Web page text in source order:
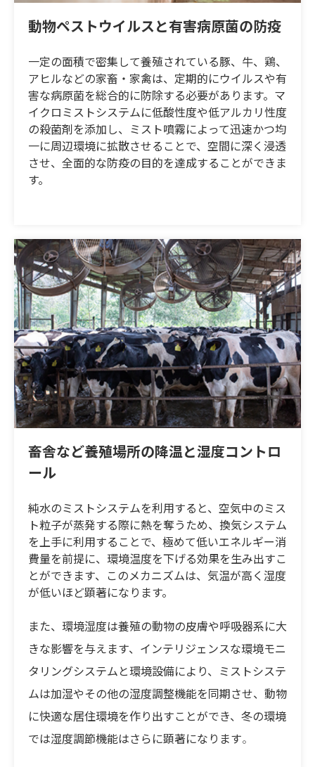
動物ペストウイルスと有害病原菌の防疫
一定の面積で密集して養殖されている豚、牛、鶏、
アヒルなどの家畜・家禽は、定期的にウイルスや有
害な病原菌を総合的に防除する必要があります。マ
イクロミストシステムに低酸性度や低アルカリ性度
の殺菌剤を添加し、ミスト噴霧によって迅速かつ均
一に周辺環境に拡散させることで、空間に深く浸透
させ、全面的な防疫の目的を達成することができま
す。
畜舎など養殖場所の降温と湿度コントロ
ール
純水のミストシステムを利用すると、空気中のミス
ト粒子が蒸発する際に熱を奪うため、換気システム
を上手に利用することで、極めて低いエネルギー消
費量を前提に、環境温度を下げる効果を生み出すこ
とができます、このメカニズムは、気温が高く湿度
が低いほど顕著になります。
また、環境湿度は養殖の動物の皮膚や呼吸器系に大
きな影響を与えます、インテリジェンスな環境モニ
タリングシステムと環境設備により、ミストシステ
ムは加湿やその他の湿度調整機能を同期させ、動物
に快適な居住環境を作り出すことができ、冬の環境
では湿度調節機能はさらに顕著になります。